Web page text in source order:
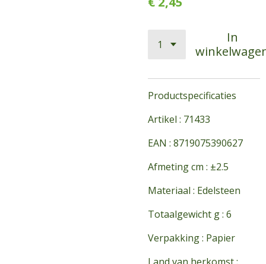
In
Productspecificaties
Artikel : 71433
EAN : 8719075390627
Afmeting cm : ±2.5
Materiaal : Edelsteen
Totaalgewicht g : 6
Verpakking : Papier